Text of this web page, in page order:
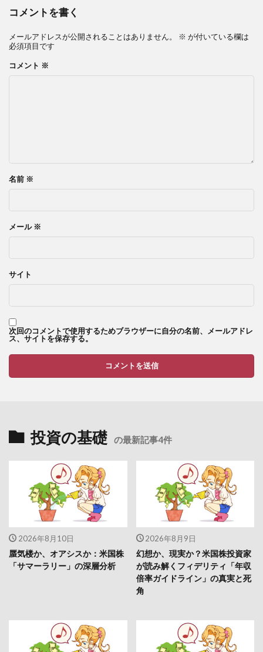
コメントを書く
メールアドレスが公開されることはありません。 ※ が付いている欄は
必須項目です
コメント ※
名前 ※
メール ※
サイト
次回のコメントで使用するためブラウザーに自分の名前、メールアドレ
ス、サイトを保存する。
投資の基礎 の最新記事4件
2026年8月10日
蜃気楼か、オアシスか：米国株
「サマーラリー」の深層分析
2026年8月9日
幻想か、現実か？米国株投資家
が読み解くフィデリティ「年収
倍率ガイドライン」の真実と死
角